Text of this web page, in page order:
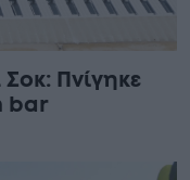
Πνίγηκε
bar